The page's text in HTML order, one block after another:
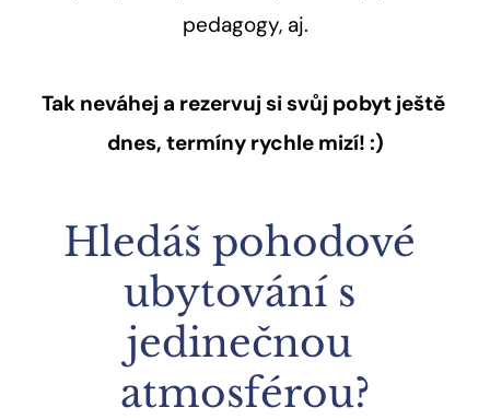
pedagogy, aj.
Tak neváhej a rezervuj si svůj pobyt ještě
dnes, termíny rychle mizí! :)
Hledáš pohodové
ubytování s
jedinečnou
atmosférou?